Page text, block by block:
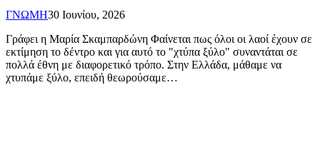
ΓΝΩΜΗ30 Ιουνίου, 2026
Γράφει η Μαρία Σκαμπαρδώνη Φαίνεται πως όλοι οι λαοί έχουν σε
εκτίμηση το δέντρο και για αυτό το "χτύπα ξύλο" συναντάται σε
πολλά έθνη με διαφορετικό τρόπο. Στην Ελλάδα, μάθαμε να
χτυπάμε ξύλο, επειδή θεωρούσαμε…